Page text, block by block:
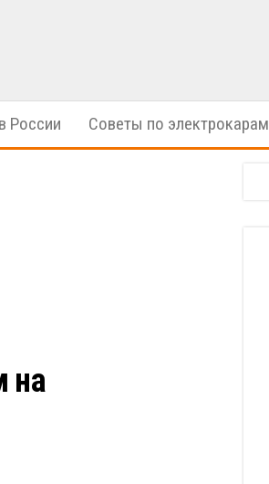
Cars
автомобили
России Советы по электрокарам
на